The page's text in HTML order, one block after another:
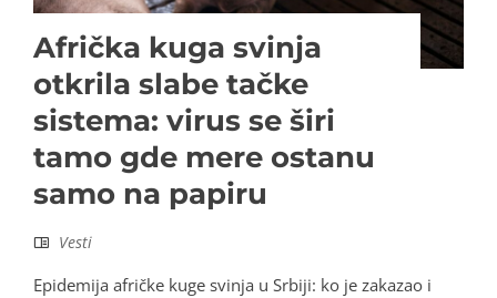
Afrička kuga svinja
otkrila slabe tačke
sistema: virus se širi
tamo gde mere ostanu
samo na papiru
Vesti
Epidemija afričke kuge svinja u Srbiji: ko je zakazao i